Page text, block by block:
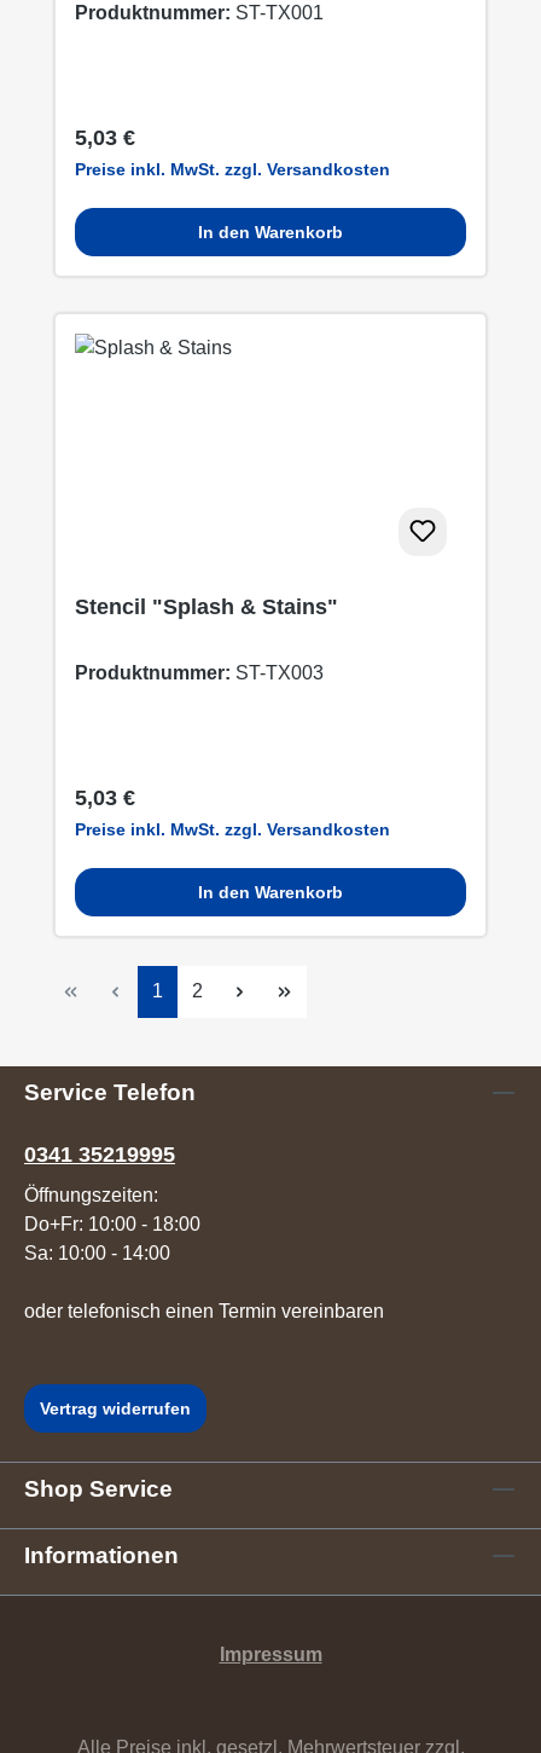
Produktnummer: ST-TX001
Regulärer Preis:
5,03 €
Preise inkl. MwSt. zzgl. Versandkosten
In den Warenkorb
Stencil "Splash & Stains"
Produktnummer: ST-TX003
Regulärer Preis:
5,03 €
Preise inkl. MwSt. zzgl. Versandkosten
In den Warenkorb
Seite
1 Seite
2
Service Telefon
0341 35219995
Öffnungszeiten:
Do+Fr: 10:00 - 18:00
Sa: 10:00 - 14:00
oder telefonisch einen Termin vereinbaren
Vertrag widerrufen
Shop Service
Informationen
Impressum
Alle Preise inkl. gesetzl. Mehrwertsteuer zzgl.